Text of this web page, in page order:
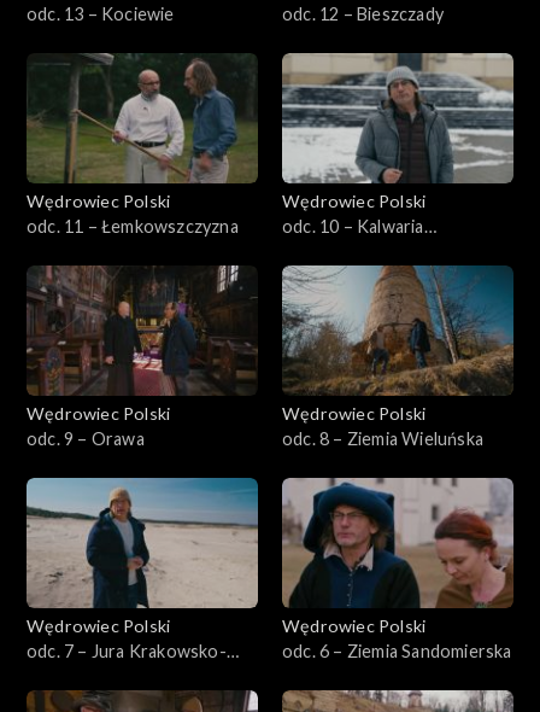
odc. 13 – Kociewie
odc. 12 – Bieszczady
Wędrowiec Polski
odc. 11 – Łemkowszczyzna
Wędrowiec Polski
odc. 10 – Kalwaria
Wędrowiec Polski
odc. 9 – Orawa
Wędrowiec Polski
odc. 8 – Ziemia Wieluńska
Wędrowiec Polski
odc. 7 – Jura Krakowsko-
Wędrowiec Polski
odc. 6 – Ziemia Sandomierska